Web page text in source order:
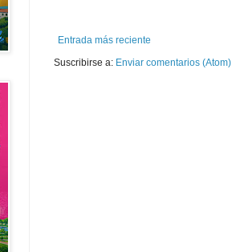
Entrada más reciente
Suscribirse a: Enviar comentarios (Atom)